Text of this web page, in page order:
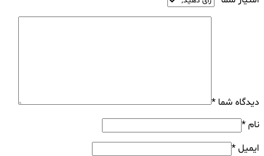
دیدگاه شما *
نام*
ایمیل*